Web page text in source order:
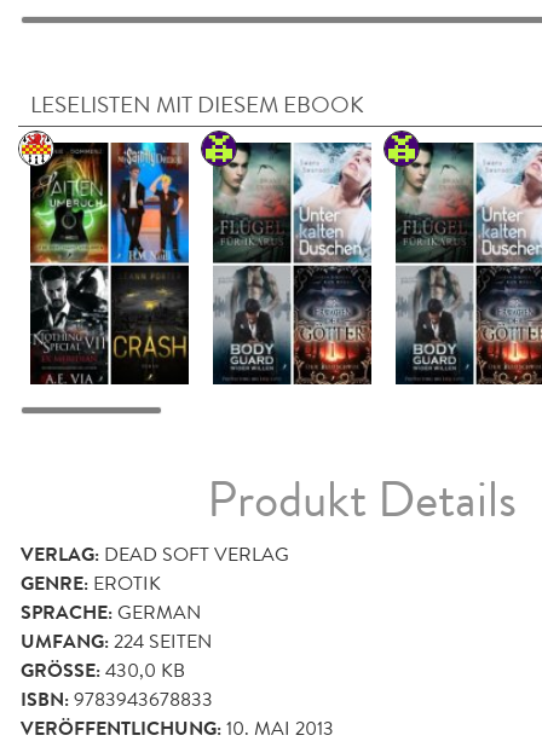
LESELISTEN MIT DIESEM EBOOK
Produkt Details
VERLAG: DEAD SOFT VERLAG
GENRE: EROTIK
SPRACHE:GERMAN
UMFANG:224 SEITEN
GRÖSSE: 430,0 KB
ISBN:9783943678833
VERÖFFENTLICHUNG:10. MAI 2013